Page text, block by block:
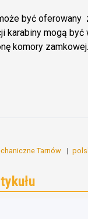
być
karabiny mogą
komory zamkowej.
Tarnów